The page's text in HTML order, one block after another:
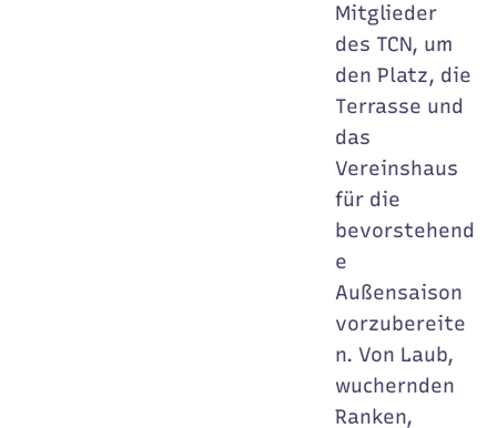
Mitglieder
des TCN, um
den Platz, die
Terrasse und
das
Vereinshaus
für die
bevorstehend
e
Außensaison
vorzubereite
n. Von Laub,
wuchernden
Ranken,